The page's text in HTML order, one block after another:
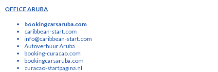
OFFICE ARUBA
bookingcarsaruba.com
caribbean-start.com
info@caribbean-start.com
Autoverhuur Aruba
booking-curacao.com
bookingcarsaruba.com
curacao-startpagina.nl